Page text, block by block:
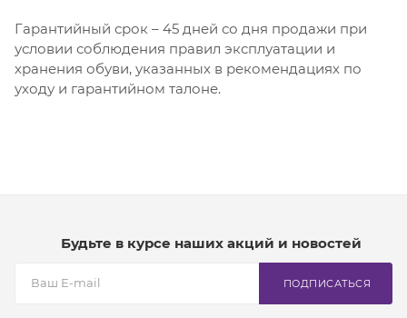
Гарантийный срок – 45 дней со дня продажи при
условии соблюдения правил эксплуатации и
хранения обуви, указанных в рекомендациях по
уходу и гарантийном талоне.
Будьте в курсе наших акций и новостей
ПОДПИСАТЬСЯ